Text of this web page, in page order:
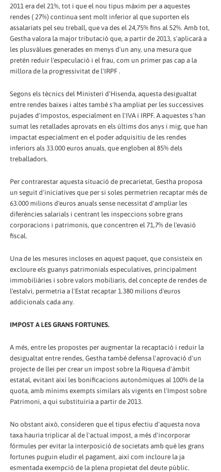
2011 era del 21%, tot i que el nou tipus màxim per a aquestes
rendes ( 27%) continua sent molt inferior al que suporten els
assalariats pel seu treball, que va des el 24,75% fins al 52%. Amb tot,
Gestha valora la major tributació que, a partir de 2013, s'aplicarà a
les plusvàlues generades en menys d'un any, una mesura que
pretén reduir l'especulació i el frau, com un primer pas cap a la
millora de la progressivitat de l'IRPF .
Segons els tècnics del Ministeri d'Hisenda, aquesta desigualtat
entre rendes baixes i altes també s'ha ampliat per les successives
pujades d'impostos, especialment en l'IVA i IRPF. A aquestes s'han
sumat les retallades aprovats en els últims dos anys i mig, que han
impactat especialment en el poder adquisitiu de les rendes
inferiors als 33.000 euros anuals, que engloben al 85% dels
treballadors.
Per contrarestar aquesta situació de precarietat, Gestha proposa
un seguit d'iniciatives que per si soles permetrien recaptar més de
63.000 milions d'euros anuals sense necessitat d'ampliar les
diferències salarials i centrant les inspeccions sobre grans
corporacions i patrimonis, que concentren el 71,7% de l'evasió
fiscal.
Una de les mesures incloses en aquest paquet, que consisteix en
excloure els guanys patrimonials especulatives, principalment
immobiliàries i sobre valors mobiliaris, del concepte de rendes de
l'estalvi, permetria a l'Estat recaptar 1.380 milions d'euros
addicionals cada any.
IMPOST A LES GRANS FORTUNES.
A més, entre les propostes per augmentar la recaptació i reduir la
desigualtat entre rendes, Gestha també defensa l'aprovació d'un
projecte de llei per crear un impost sobre la Riquesa d'àmbit
estatal, evitant així les bonificacions autonòmiques al 100% de la
quota, amb mínims exempts similars als vigents en l'Impost sobre
Patrimoni, a qui substituiria a partir de 2013.
No obstant això, consideren que el tipus efectiu d'aquesta nova
taxa hauria triplicar al de l'actual impost, a més d'incorporar
fórmules per evitar la interposició de societats amb què les grans
fortunes puguin eludir el pagament, així com incloure la ja
esmentada exempció de la plena propietat del deute públic.